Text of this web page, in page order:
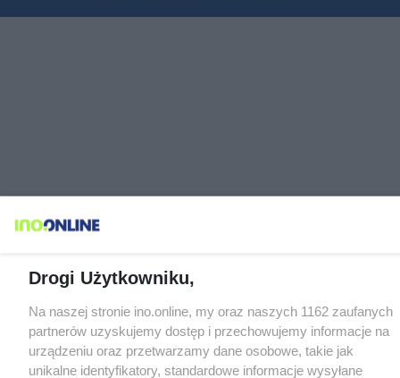
Drogi Użytkowniku,
Na naszej stronie ino.online, my oraz naszych 1162 zaufanych
partnerów uzyskujemy dostęp i przechowujemy informacje na
urządzeniu oraz przetwarzamy dane osobowe, takie jak
unikalne identyfikatory, standardowe informacje wysyłane